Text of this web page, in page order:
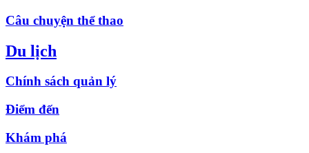
Câu chuyện thể thao
Du lịch
Chính sách quản lý
Điểm đến
Khám phá